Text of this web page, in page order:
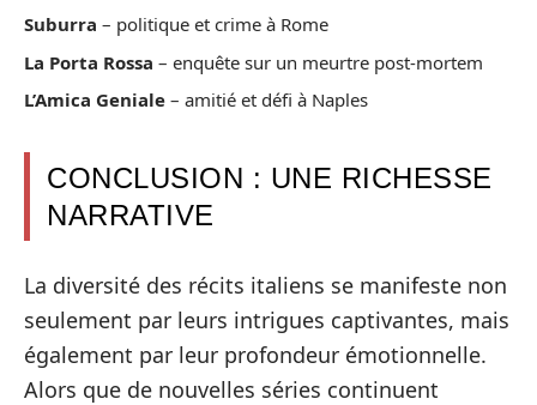
Suburra – politique et crime à Rome
La Porta Rossa – enquête sur un meurtre post-mortem
L’Amica Geniale – amitié et défi à Naples
CONCLUSION : UNE RICHESSE
NARRATIVE
La diversité des récits italiens se manifeste non
seulement par leurs intrigues captivantes, mais
également par leur profondeur émotionnelle.
Alors que de nouvelles séries continuent